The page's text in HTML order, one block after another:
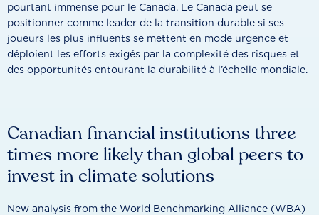
pourtant immense pour le Canada. Le Canada peut se
positionner comme leader de la transition durable si ses
joueurs les plus influents se mettent en mode urgence et
déploient les efforts exigés par la complexité des risques et
des opportunités entourant la durabilité à l’échelle mondiale.
Canadian financial institutions three
times more likely than global peers to
invest in climate solutions
New analysis from the World Benchmarking Alliance (WBA)